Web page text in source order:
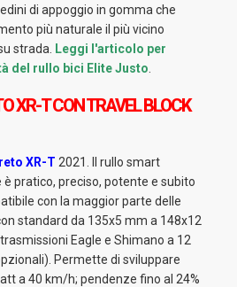
di appoggio in gomma che
più naturale il più vicino
strada.
Leggi l'articolo per
del rullo bici Elite Justo
XR-T CON TRAVEL BLOCK
XR-T 2021. Il rullo smart
pratico, preciso, potente e subito
con la maggior parte delle
standard da 135x5 mm a 148x12
Eagle e Shimano a 12
Permette di sviluppare
a 40 km/h; pendenze fino al 24%